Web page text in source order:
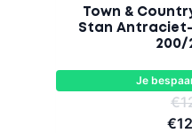
Town &
Stan
200/
Je